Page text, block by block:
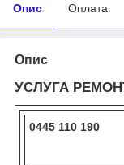
Опис Оплата
Опис
УСЛУГА
0445 110 190